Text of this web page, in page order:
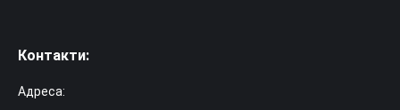
Контакти:
Адреса: